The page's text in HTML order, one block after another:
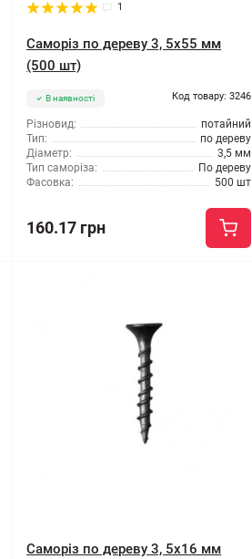
1
Саморіз по дереву 3, 5x55 мм
(500 шт)
В наявності Код товару: 3246
Різновид:
потайний
Тип:
по дереву
Діаметр:
3,5 мм
Тип саморіза:
По дереву
Фасовка:
500 шт
160.17 грн
Саморіз по дереву 3, 5x16 мм